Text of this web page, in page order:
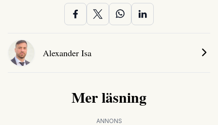
Alexander Isa
Mer läsning
ANNONS